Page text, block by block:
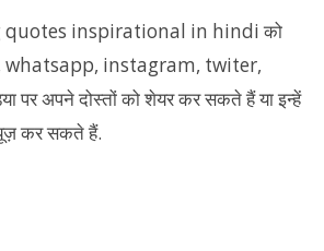
quotes inspirational in hindi को
whatsapp, instagram, twiter,
पर अपने दोस्तों को शेयर कर सकते हैं या इन्हें
कर सकते हैं.